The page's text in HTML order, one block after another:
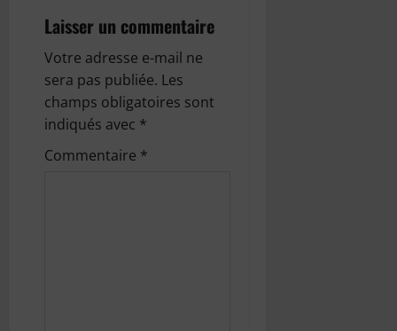
a
t
i
o
n
Laisser un commentaire
Votre adresse e-mail ne
sera pas publiée. Les
champs obligatoires sont
indiqués avec *
Commentaire *